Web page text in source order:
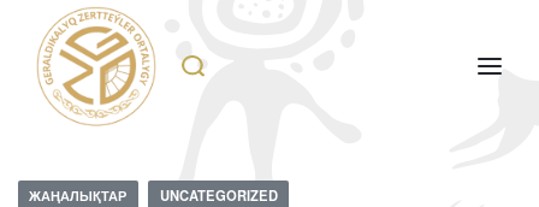
ЖАҢАЛЫҚТАР UNCATEGORIZED